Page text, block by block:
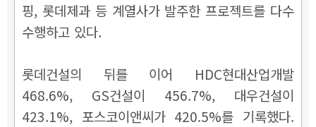
핑, 롯데제과 등 계열사가 발주한 프로젝트를 다수
수행하고 있다.
롯데건설의 뒤를 이어 HDC현대산업개발
468.6%, GS건설이 456.7%, 대우건설이
423.1%, 포스코이앤씨가 420.5%를 기록했다.